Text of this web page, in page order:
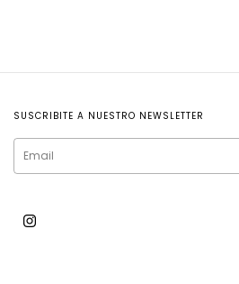
SUSCRIBITE A NUESTRO NEWSLETTER